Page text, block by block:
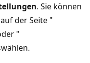
. Sie können
auf der Seite "
"